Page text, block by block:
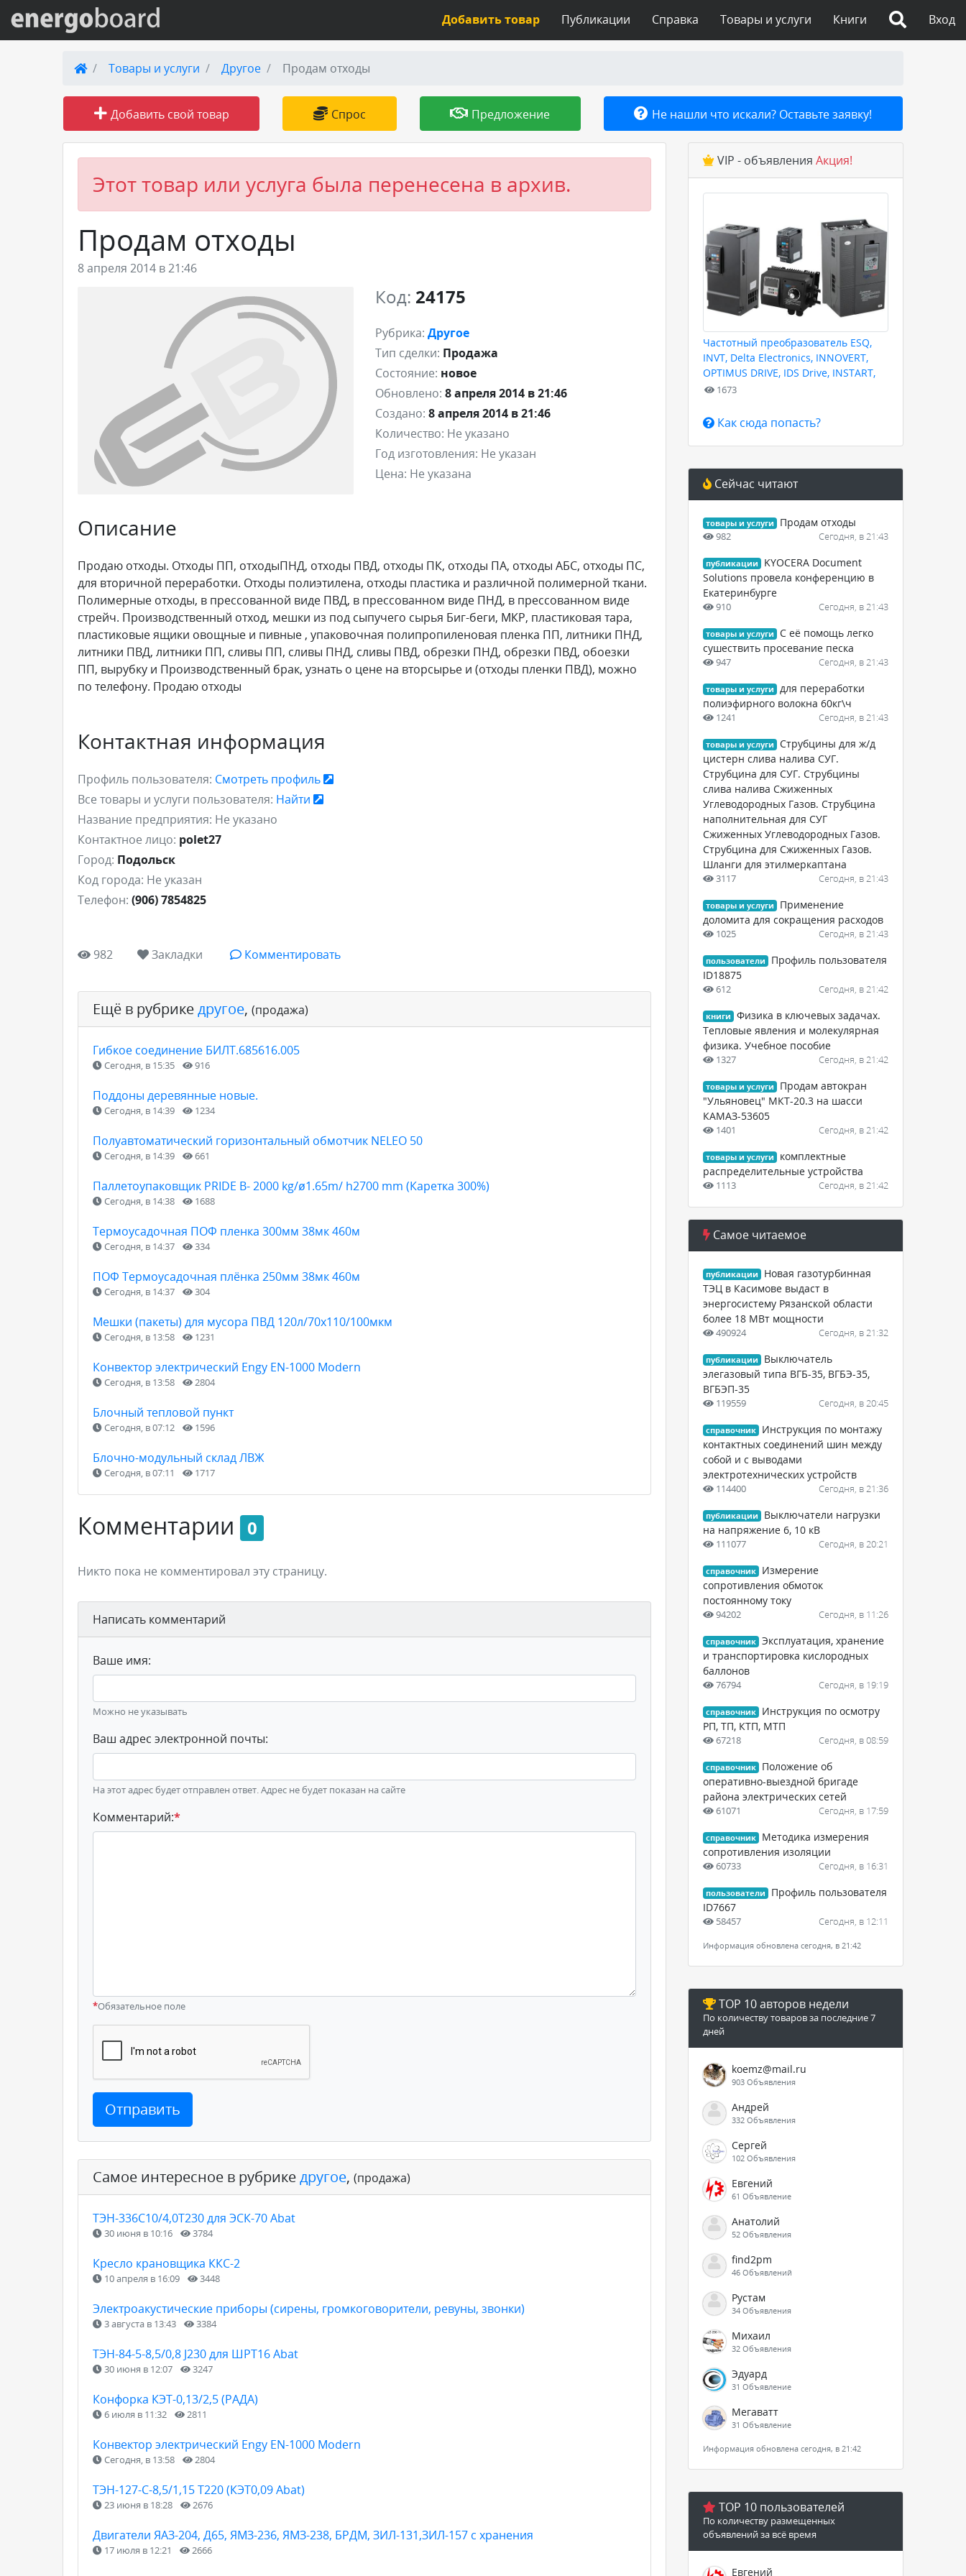
Вход на сайт
Поиск по сайту
Публикации
Товары и услуги
Вход
Книги
Товары и услуги
Справка
Публикации
Добавить товар
Товары и услуги Другое Продам отходы
Добавить свой товар Спрос Предложение Не нашли что искали? Оставьте заявку!
Этот товар или услуга была перенесена в архив.
Продам отходы
8 апреля 2014 в 21:46
Код: 24175
Рубрика: Другое
Тип сделки: Продажа
Состояние: новое
Обновлено: 8 апреля 2014 в 21:46
Создано: 8 апреля 2014 в 21:46
Количество: Не указано
Год изготовления: Не указан
Цена: Не указана
Описание
Продаю отходы. Отходы ПП, отходыПНД, отходы ПВД, отходы ПК, отходы ПА, отходы АБС, отходы ПС,
для вторичной переработки. Отходы полиэтилена, отходы пластика и различной полимерной ткани.
Полимерные отходы, в прессованной виде ПВД, в прессованном виде ПНД, в прессованном виде
стрейч. Производственный отход, мешки из под сыпучего сырья Биг-беги, МКР, пластиковая тара,
пластиковые ящики овощные и пивные , упаковочная полипропиленовая пленка ПП, литники ПНД,
литники ПВД, литники ПП, сливы ПП, сливы ПНД, сливы ПВД, обрезки ПНД, обрезки ПВД, обоезки
ПП, вырубку и Производственный брак, узнать о цене на вторсырье и (отходы пленки ПВД), можно
по телефону. Продаю отходы
Контактная информация
Профиль пользователя: Смотреть профиль
Все товары и услуги пользователя: Найти
Название предприятия: Не указано
Контактное лицо: polet27
Город: Подольск
Код города: Не указан
Телефон: (906) 7854825
982 Закладки Комментировать
Ещё в рубрикедругое, (продажа)
Гибкое соединение БИЛТ.685616.005
Сегодня, в 15:35 916
Поддоны деревянные новые.
Сегодня, в 14:39 1234
Полуавтоматический горизонтальный обмотчик NELEO 50
Сегодня, в 14:39 661
Паллетоупаковщик PRIDE В- 2000 kg/ø1.65m/ h2700 mm (Каретка 300%)
Сегодня, в 14:38 1688
Термоусадочная ПОФ пленка 300мм 38мк 460м
Сегодня, в 14:37 334
ПОФ Термоусадочная плёнка 250мм 38мк 460м
Сегодня, в 14:37 304
Мешки (пакеты) для мусора ПВД 120л/70х110/100мкм
Сегодня, в 13:58 1231
Конвектор электрический Engy EN-1000 Modern
Сегодня, в 13:58 2804
Блочный тепловой пункт
Сегодня, в 07:12 1596
Блочно-модульный склад ЛВЖ
Сегодня, в 07:11 1717
Комментарии 0
Никто пока не комментировал эту страницу.
Написать комментарий
Ваше имя:
Можно не указывать
Ваш адрес электронной почты:
На этот адрес будет отправлен ответ. Адрес не будет показан на сайте
Комментарий:*
*Обязательное поле
Отправить
Самое интересное в рубрикедругое, (продажа)
ТЭН-336С10/4,0Т230 для ЭСК-70 Abat
30 июня в 10:16 3784
Кресло крановщика ККС-2
10 апреля в 16:09 3448
Электроакустические приборы (сирены, громкоговорители, ревуны, звонки)
3 августа в 13:43 3384
ТЭН-84-5-8,5/0,8 J230 для ШРТ16 Abat
30 июня в 12:07 3247
Конфорка КЭТ-0,13/2,5 (РАДА)
6 июля в 11:32 2811
Конвектор электрический Engy EN-1000 Modern
Сегодня, в 13:58 2804
ТЭН-127-С-8,5/1,15 Т220 (КЭТ0,09 Abat)
23 июня в 18:28 2676
Двигатели ЯАЗ-204, Д65, ЯМЗ-236, ЯМЗ-238, БРДМ, ЗИЛ-131,ЗИЛ-157 с хранения
17 июля в 12:21 2666
VIP - объявления Акция!
Частотный преобразователь ESQ,
INVT, Delta Electronics, INNOVERT,
OPTIMUS DRIVE, IDS Drive, INSTART,
HYUNDAI для любых задач
1673
Как сюда попасть?
Сейчас читают
товары и услуги Продам отходы
982 Сегодня, в 21:43
публикации
KYOCERA Document
Solutions провела конференцию в
Екатеринбурге
910 Сегодня, в 21:43
товары и услуги
С её помощь легко
сушествить просевание песка
947 Сегодня, в 21:43
товары и услуги
для переработки
полиэфирного волокна 60кг\ч
1241 Сегодня, в 21:43
товары и услуги
Струбцины для ж/д
цистерн слива налива СУГ.
Струбцина для СУГ. Струбцины
слива налива Сжиженных
Углеводородных Газов. Струбцина
наполнительная для СУГ
Сжиженных Углеводородных Газов.
Струбцина для Сжиженных Газов.
Шланги для этилмеркаптана
3117 Сегодня, в 21:43
товары и услуги
Применение
доломита для сокращения расходов
1025 Сегодня, в 21:43
пользователи
Профиль пользователя
ID18875
612 Сегодня, в 21:42
книги
Физика в ключевых задачах.
Тепловые явления и молекулярная
физика. Учебное пособие
1327 Сегодня, в 21:42
товары и услуги
Продам автокран
"Ульяновец" МКТ-20.3 на шасси
КАМАЗ-53605
1401 Сегодня, в 21:42
товары и услуги
комплектные
распределительные устройства
1113 Сегодня, в 21:42
Самое читаемое
публикации
Новая газотурбинная
ТЭЦ в Касимове выдаст в
энергосистему Рязанской области
более 18 МВт мощности
490924 Сегодня, в 21:32
публикации
Выключатель
элегазовый типа ВГБ-35, ВГБЭ-35,
ВГБЭП-35
119559 Сегодня, в 20:45
справочник
Инструкция по монтажу
контактных соединений шин между
собой и с выводами
электротехнических устройств
114400 Сегодня, в 21:36
публикации
Выключатели нагрузки
на напряжение 6, 10 кВ
111077 Сегодня, в 20:21
справочник
Измерение
сопротивления обмоток
постоянному току
94202 Сегодня, в 11:26
справочник Эксплуатация, хранение
и транспортировка кислородных
баллонов
76794 Сегодня, в 19:19
справочник
Инструкция по осмотру
РП, ТП, КТП, МТП
67218 Сегодня, в 08:59
справочник
Положение об
оперативно-выездной бригаде
района электрических сетей
61071 Сегодня, в 17:59
справочник
Методика измерения
сопротивления изоляции
60733 Сегодня, в 16:31
пользователи
Профиль пользователя
ID7667
58457 Сегодня, в 12:11
Информация обновлена сегодня, в 21:42
TOP 10 авторов недели
По количеству товаров за последние 7
дней
koemz@mail.ru
903 Объявления
Андрей
332 Объявления
Сергей
102 Объявления
Евгений
61 Объявление
Анатолий
52 Объявления
find2pm
46 Объявлений
Рустам
34 Объявления
Михаил
32 Объявления
Эдуард
31 Объявление
Мегаватт
31 Объявление
Информация обновлена сегодня, в 21:42
TOP 10 пользователей
По количеству размещенных
объявлений за всё время
Евгений